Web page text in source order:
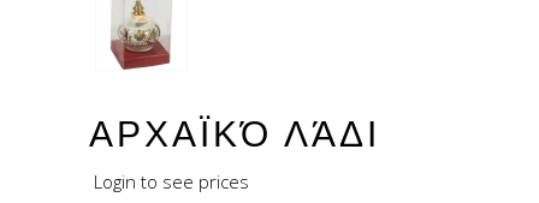
ΑΡΧΑΪΚΌ ΛΆΔΙ
Login to see prices